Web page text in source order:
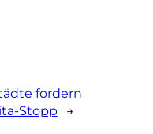
fordern
Stopp
→